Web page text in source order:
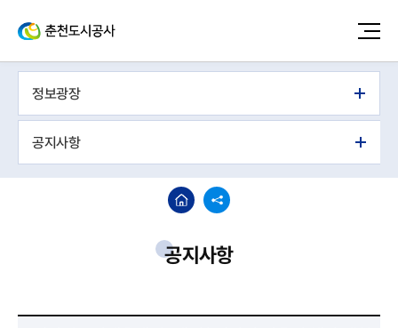
정보광장
공지사항
공지사항